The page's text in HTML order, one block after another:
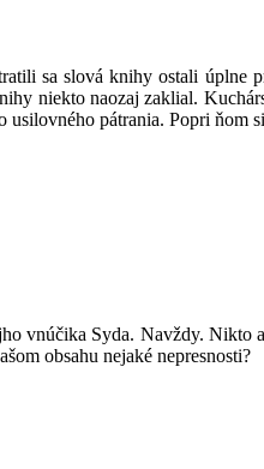
sa slová knihy ostali úplne
niekto naozaj zaklial.
pátrania. Popri ňom
vnúčika Syda. Navždy.
obsahu nejaké nepresnosti?